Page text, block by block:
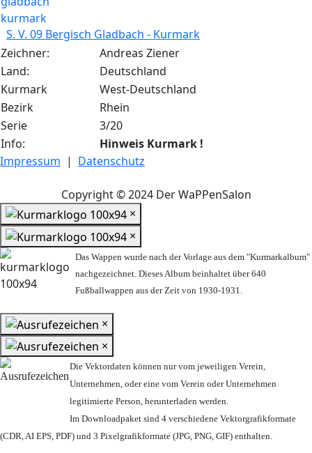
S. V. 09 Bergisch Gladbach - Kurmark
Zeichner:
Andreas Ziener
Land:
Deutschland
Kurmark
West-Deutschland
Bezirk
Rhein
Serie
3/20
Info:
Hinweis Kurmark !
Impressum | Datenschutz
Copyright © 2024 Der WaPPenSalon
×
×
Das Wappen wurde nach der Vorlage aus dem "Kurmarkalbum"
nachgezeichnet. Dieses Album beinhaltet über 640
Fußballwappen aus der Zeit von 1930-1931.
×
×
Die Vektordaten können nur vom jeweiligen Verein,
Unternehmen, oder eine vom Verein oder Unternehmen
legitimierte Person, herunterladen werden.
Im Downloadpaket sind 4 verschiedene Vektorgrafikformate
(CDR, AI EPS, PDF) und 3 Pixelgrafikformate (JPG, PNG, GIF) enthalten.